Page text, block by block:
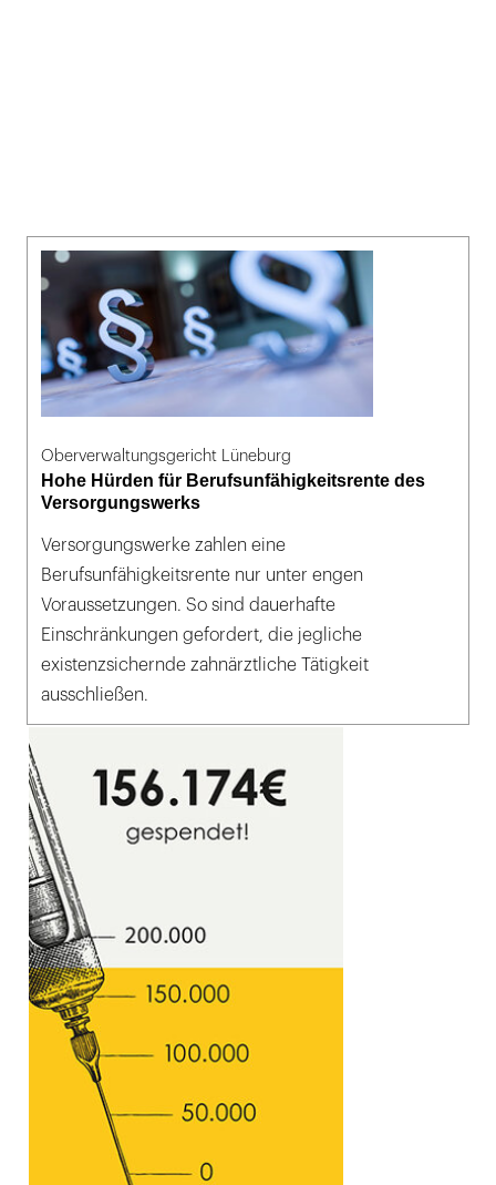
Oberverwaltungsgericht Lüneburg
Hohe Hürden für Berufsunfähigkeitsrente des
Versorgungswerks
Versorgungswerke zahlen eine
Berufsunfähigkeitsrente nur unter engen
Voraussetzungen. So sind dauerhafte
Einschränkungen gefordert, die jegliche
existenzsichernde zahnärztliche Tätigkeit
ausschließen.